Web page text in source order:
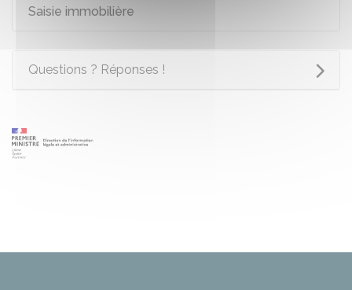
Saisie immobilière
Questions ? Réponses !